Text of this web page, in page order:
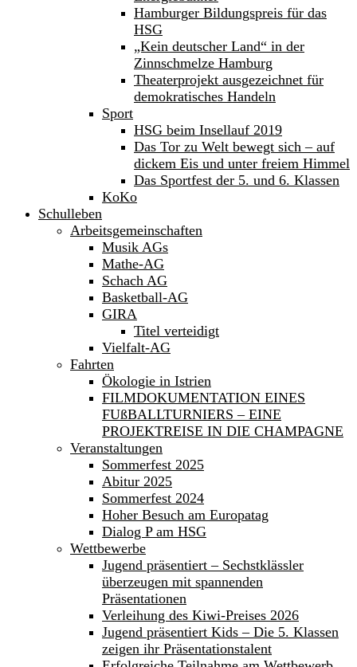
Hamburger Bildungspreis für das
HSG
„Kein deutscher Land“ in der
Zinnschmelze Hamburg
Theaterprojekt ausgezeichnet für
demokratisches Handeln
Sport
HSG beim Insellauf 2019
Das Tor zu Welt bewegt sich – auf
dickem Eis und unter freiem Himmel
Das Sportfest der 5. und 6. Klassen
KoKo
Schulleben
Arbeitsgemeinschaften
Musik AGs
Mathe-AG
Schach AG
Basketball-AG
GIRA
Titel verteidigt
Vielfalt-AG
Fahrten
Ökologie in Istrien
FILMDOKUMENTATION EINES
FUßBALLTURNIERS – EINE
PROJEKTREISE IN DIE CHAMPAGNE
Veranstaltungen
Sommerfest 2025
Abitur 2025
Sommerfest 2024
Hoher Besuch am Europatag
Dialog P am HSG
Wettbewerbe
Jugend präsentiert – Sechstklässler
überzeugen mit spannenden
Präsentationen
Verleihung des Kiwi-Preises 2026
Jugend präsentiert Kids – Die 5. Klassen
zeigen ihr Präsentationstalent